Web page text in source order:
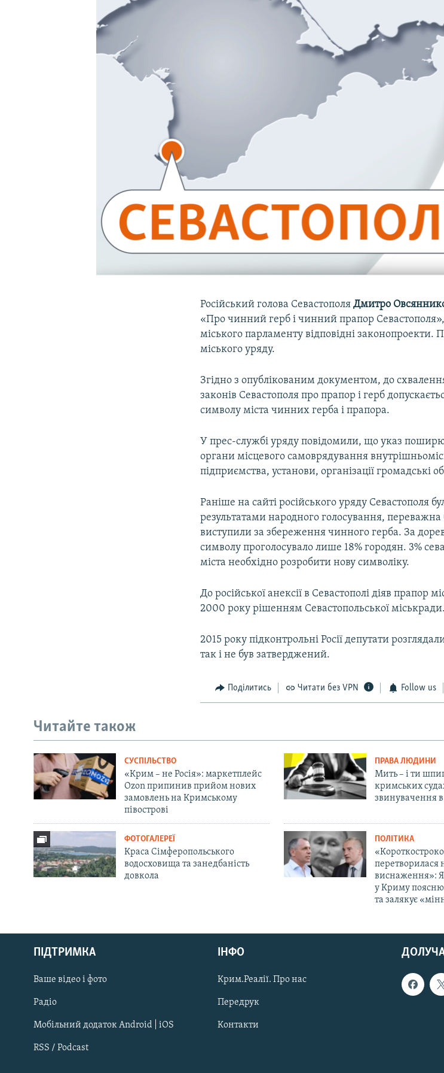
УКРАЇНСЬКА ПРОБЛЕМА КРИМУ
Русский
Qırımtatar
ДОЛУЧАЙСЯ!
Російський голова Севастополя Дмитро
«Про чинний герб і чинний прапор
міського парламенту відповідні законопроекти.
міського уряду.
Згідно з опублікованим документом, до
законів Севастополя про прапор і герб
символу міста чинних герба і прапора.
У прес-службі уряду повідомили, що указ
органи місцевого самоврядування
підприємства, установи, організації громадські
Раніше на сайті російського уряду Севастополя
результатами народного голосування, переважна
виступили за збереження чинного герба. За
символу проголосувало лише 18% городян. 3%
міста необхідно розробити нову символіку.
До російської анексії в Севастополі діяв прапор
2000 року рішенням Севастопольської міськради.
2015 року підконтрольні Росії депутати
так і не був затверджений.
Поділитись Читати без VPN Follow us
Читайте також
СУСПІЛЬСТВО
«Крим – не Росія»: маркетплейс
Ozon припинив прийом нових
замовлень на Кримському
півострові
ПРАВА ЛЮДИНИ
Мить – і ти
кримських
звинувачення
ФОТОГАЛЕРЕЇ
Краса Сімферопольського
водосховища та занедбаність
довкола
ПОЛІТИКА
перетворилася
виснаження»:
у Криму
та залякує
ПІДТРИМКА
Ваше відео і фото
Радіо
Мобільний додаток Android | iOS
RSS / Podcast
ІНФО
Крим.Реалії. Про нас
Передрук
Контакти